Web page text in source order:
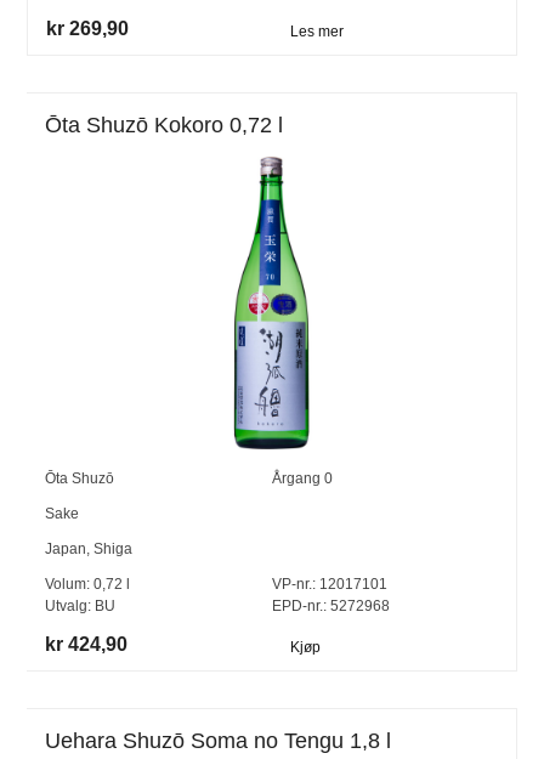
kr 269,90 Les mer
Ōta Shuzō Kokoro 0,72 l
Ōta Shuzō Årgang 0
Sake
Japan ,Shiga
Volum:0,72 l
Utvalg: BU
VP-nr.:12017101
EPD-nr.: 5272968
kr 424,90 Kjøp
Uehara Shuzō Soma no Tengu 1,8 l